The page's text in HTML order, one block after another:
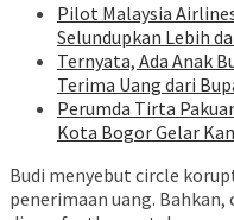
Pilot Malaysia
Selundupkan Lebih
Ternyata, Ada Anak
Terima Uang dari
Perumda Tirta
Kota Bogor Gelar
Budi menyebut circle
penerimaan uang.